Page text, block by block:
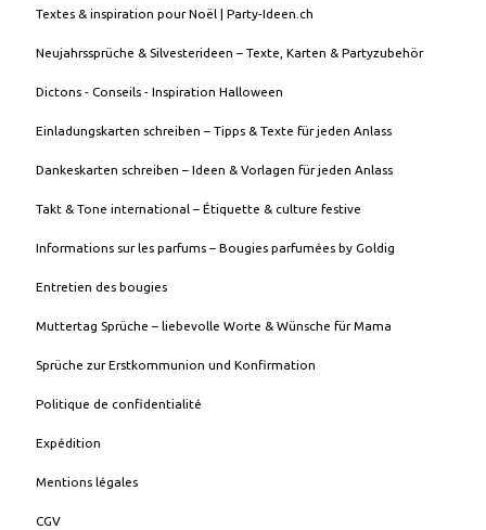
Textes & inspiration pour Noël | Party-Ideen.ch
Neujahrssprüche & Silvesterideen – Texte, Karten & Partyzubehör
Dictons - Conseils - Inspiration Halloween
Einladungskarten schreiben – Tipps & Texte für jeden Anlass
Dankeskarten schreiben – Ideen & Vorlagen für jeden Anlass
Takt & Tone international – Étiquette & culture festive
Informations sur les parfums – Bougies parfumées by Goldig
Entretien des bougies
Muttertag Sprüche – liebevolle Worte & Wünsche für Mama
Sprüche zur Erstkommunion und Konfirmation
Politique de confidentialité
Expédition
Mentions légales
CGV